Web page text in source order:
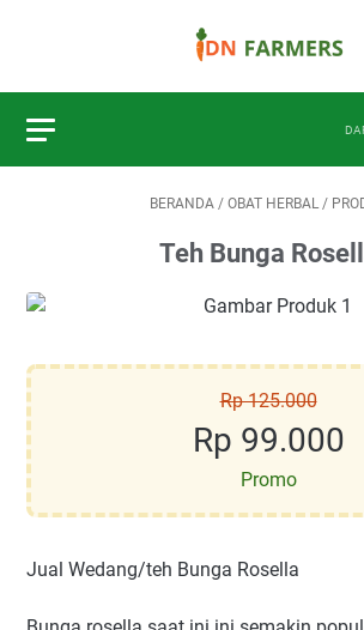
BERANDA / OBAT HERBAL /
Teh Bunga
Rp 125.000
Rp 99.000
Promo
Jual Wedang/teh Bunga Rosella